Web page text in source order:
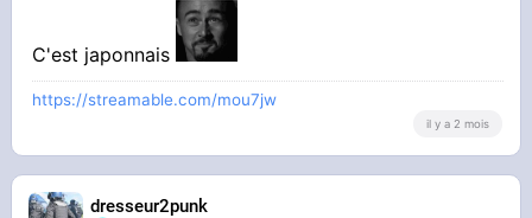
C'est japonnais
https://streamable.com/mou7jw
il y a 2 mois
dresseur2punk